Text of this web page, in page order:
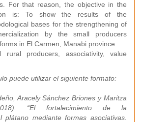
For that reason, the objective in the
is: To show the results of the
bases for the strengthening of
by the small producers
in El Carmen, Manabi province.
rural producers, associativity, value
puede utilizar el siguiente formato:
Aracely Sánchez Briones y Maritza
“El fortalecimiento de la
plátano mediante formas asociativas.